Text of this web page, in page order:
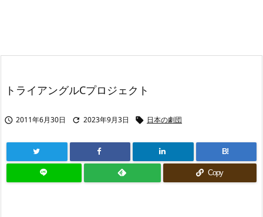
トライアングルCプロジェクト
 2011年6月30日  2023年9月3日  日本の劇団
B!
Copy